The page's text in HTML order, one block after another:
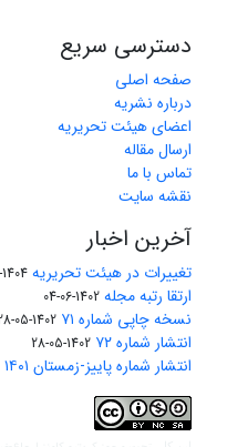
دسترسی سریع
صفحه اصلی
درباره نشریه
اعضای هیئت تحریریه
ارسال مقاله
تماس با ما
نقشه سایت
آخرین اخبار
تغییرات در هیئت تحریریه 1404-02-01
ارتقا رتبه مجله 1402-06-04
نسخه چاپی شماره ۷۱ 1402-05-28
انتشار شماره ۷۲ 1402-05-28
انتشار شماره پاییز-زمستان ۱۴۰۱